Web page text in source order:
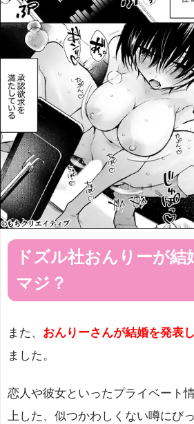
ドズル社おんりーが結
マジ？
また、 おんりーさんが結婚を発表
ました。
恋人や彼女といったプライベート
上した、似つかわしくない噂にび